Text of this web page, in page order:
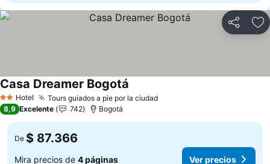
Compartir
2 Estrellas
Hotel Tours guiados a pie por la ciudad
Casa Dreamer Bogotá
8,9 Excelente 742 Bogotá
De $ 87.366
Mira precios de 4 páginas Ver precios